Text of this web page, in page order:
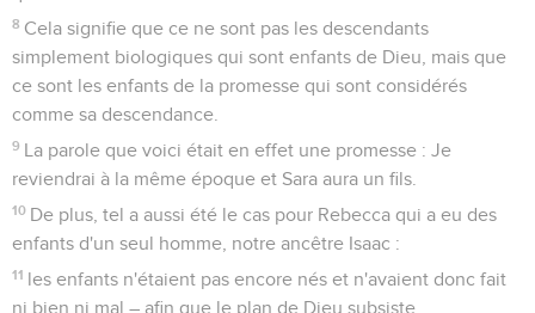
8 Cela signifie que ce ne sont pas les descendants
simplement biologiques qui sont enfants de Dieu, mais que
ce sont les enfants de la promesse qui sont considérés
comme sa descendance.
9 La parole que voici était en effet une promesse : Je
reviendrai à la même époque et Sara aura un fils.
10 De plus, tel a aussi été le cas pour Rebecca qui a eu des
enfants d'un seul homme, notre ancêtre Isaac :
11 les enfants n'étaient pas encore nés et n'avaient donc fait
ni bien ni mal – afin que le plan de Dieu subsiste,